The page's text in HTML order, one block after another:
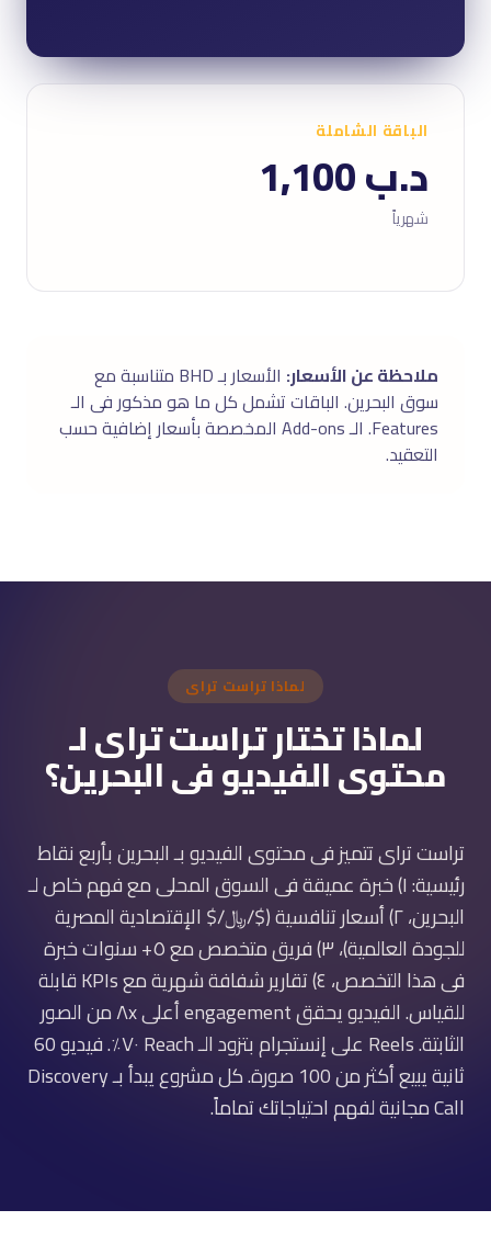
الباقة الشاملة
د.ب 1,100
شهرياً
ملاحظة عن الأسعار:
الأسعار بـ BHD متناسبة مع
سوق البحرين. الباقات تشمل كل ما هو مذكور فى الـ
Features. الـ Add-ons المخصصة بأسعار إضافية حسب
التعقيد.
لماذا تراست تراى
لماذا تختار تراست تراى لـ
محتوى الفيديو فى البحرين؟
تراست تراى تتميز فى محتوى الفيديو بـ البحرين بأربع نقاط
رئيسية: ١) خبرة عميقة فى السوق المحلى مع فهم خاص لـ
البحرين، ٢) أسعار تنافسية ($/﷼/$ الإقتصادية المصرية
للجودة العالمية)، ٣) فريق متخصص مع ٥+ سنوات خبرة
فى هذا التخصص، ٤) تقارير شفافة شهرية مع KPIs قابلة
للقياس. الفيديو يحقق engagement أعلى ٨x من الصور
الثابتة. Reels على إنستجرام بتزود الـ Reach ٧٠٪. فيديو 60
ثانية يبيع أكثر من 100 صورة. كل مشروع يبدأ بـ Discovery
Call مجانية لفهم احتياجاتك تماماً.